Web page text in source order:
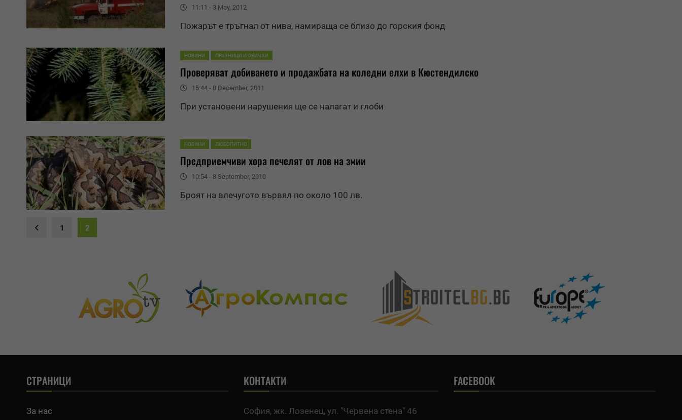
11:11 - 3 May, 2012
Пожарът е тръгнал от нива, намираща се близо до горския фонд
НОВИНИ ПРАЗНИЦИ И ОБИЧАИ
Проверяват добиването и продажбата на коледни елхи в Кюстендилско
15:44 - 8 December, 2011
При установени нарушения ще се налагат и глоби
НОВИНИ ЛЮБОПИТНО
Предприемчиви хора печелят от лов на змии
10:54 - 8 September, 2010
Броят на влечугото вървял по около 100 лв.
1 2
СТРАНИЦИ
За нас
КОНТАКТИ
София, жк. Лозенец, ул. "Червена стена" 46
FACEBOOK